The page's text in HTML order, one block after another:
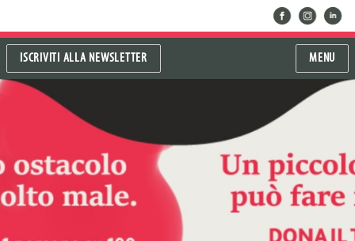
facebookinstragram
linkedin
ISCRIVITI ALLA NEWSLETTER MENU